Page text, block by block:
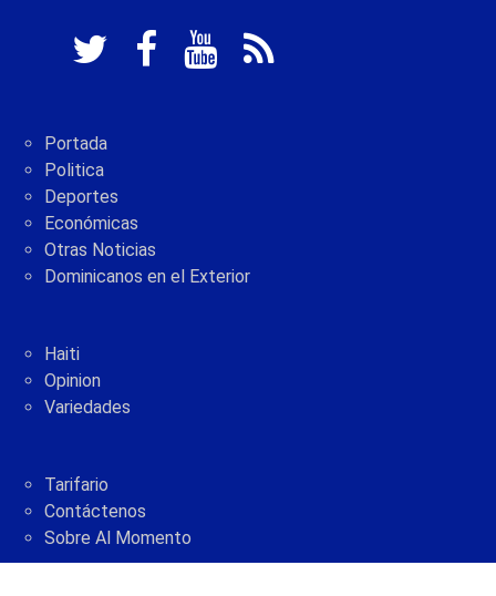
Portada
Politica
Deportes
Económicas
Otras Noticias
Dominicanos en el Exterior
Haiti
Opinion
Variedades
Tarifario
Contáctenos
Sobre Al Momento